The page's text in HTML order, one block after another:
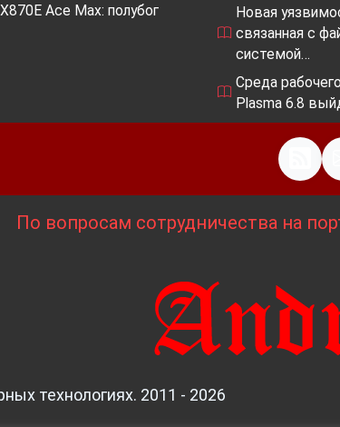
Ace Max: полубог
Новая
связанная с
системой…
Среда
Plasma 6.8
По вопросам сотрудничества на
технологиях. 2011 - 2026